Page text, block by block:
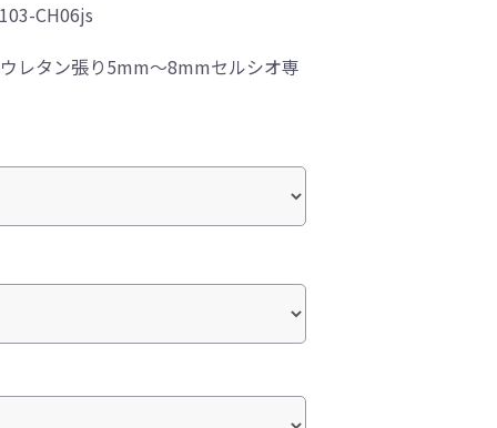
CH06js
ウレタン張り5mm～8mmセルシオ専